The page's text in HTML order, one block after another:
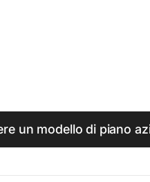
un modello di piano